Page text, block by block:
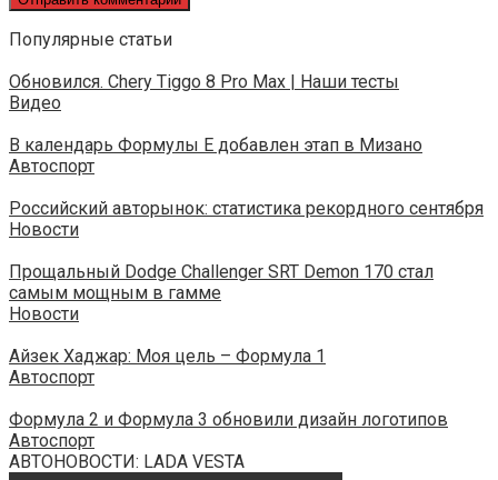
Популярные статьи
Обновился. Chery Tiggo 8 Pro Max | Наши тесты
Видео
В календарь Формулы Е добавлен этап в Мизано
Автоспорт
Российский авторынок: статистика рекордного сентября
Новости
Прощальный Dodge Challenger SRT Demon 170 стал
самым мощным в гамме
Новости
Айзек Хаджар: Моя цель – Формула 1
Автоспорт
Формула 2 и Формула 3 обновили дизайн логотипов
Автоспорт
АВТОНОВОСТИ: LADA VESTA